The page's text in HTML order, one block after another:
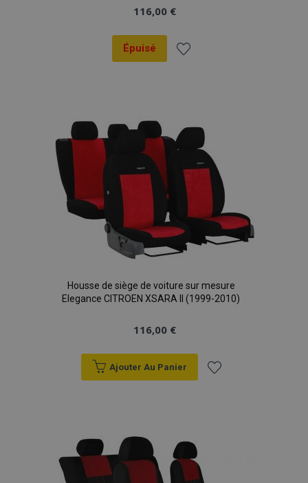
116,00 €
Épuisé
liste
d'achats
Housse de siège de voiture sur mesure
Elegance CITROEN XSARA II (1999-2010)
116,00 €
Ajouter Au Panier
d'achats